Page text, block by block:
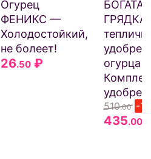
Огурец
ФЕНИКС —
Холодостойкий,
не болеет!
26.50 ₽
БОГАТАЯ
ГРЯДКА
огурца
510.00 -
435.00